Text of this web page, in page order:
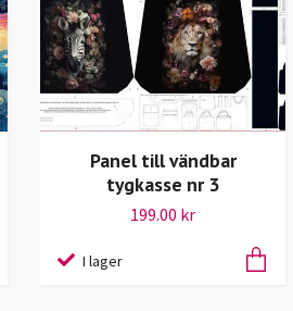
Panel till vändbar
tygkasse nr 3
199.00 kr
I lager